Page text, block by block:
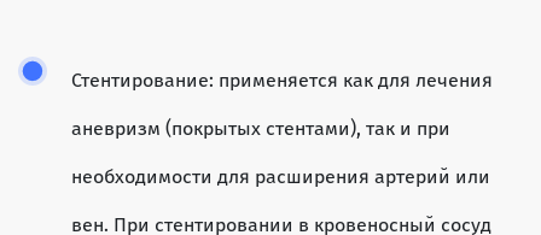
Стентирование: применяется как для лечения
аневризм (покрытых стентами), так и при
необходимости для расширения артерий или
вен. При стентировании в кровеносный сосуд